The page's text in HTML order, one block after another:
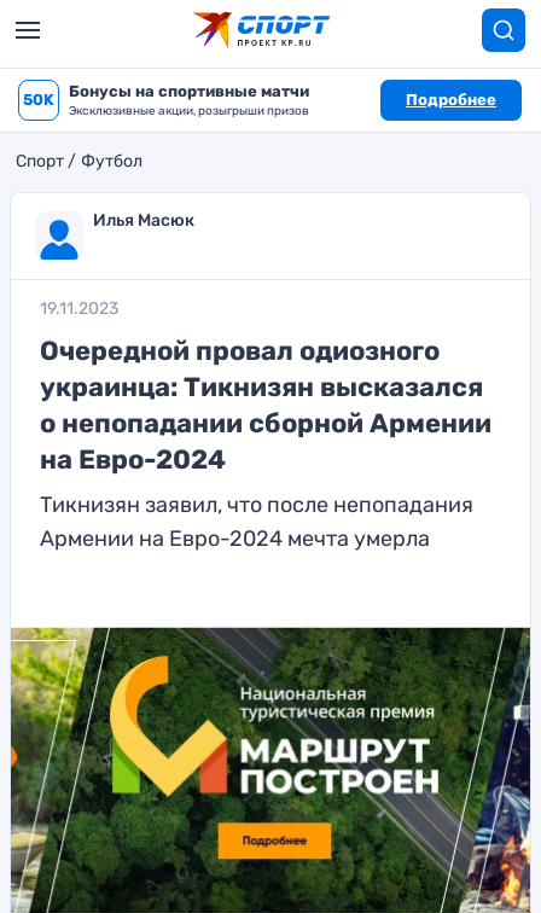
50K Бонусы на спортивные матчи
Эксклюзивные акции, розыгрыши призов
Подробнее
Спорт Футбол
Илья Масюк
19.11.2023
Очередной провал одиозного
украинца: Тикнизян высказался
о непопадании сборной Армении
на Евро-2024
Тикнизян заявил, что после непопадания
Армении на Евро-2024 мечта умерла